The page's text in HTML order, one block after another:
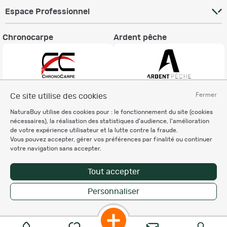
Fermer
Ce site utilise des cookies
NaturaBuy utilise des cookies pour : le fonctionnement du site (cookies
nécessaires), la réalisation des statistiques d'audience, l'amélioration
de votre expérience utilisateur et la lutte contre la fraude.
Vous pouvez accepter, gérer vos préférences par finalité ou continuer
votre navigation sans accepter.
Tout accepter
Personnaliser
batteries supplémentaires
au moins tous les six mois (même lorsque le produit n'est pas utilisé
Espace Professionnel
Chronocarpe Ardent pêche
Charte éthique
Mentions légales
Règlement & Conditions d'utilisation
Politique de protection
des données personnelles
Personnalisation des cookies
Copyright © 2007-2026 NaturaBuy. Tous droits réservés. N°CNIL: 1239459.
Les marques commerciales mentionnées appartiennent à leurs propriétaires
respectifs in 0.061 s
Suggestions de recherche